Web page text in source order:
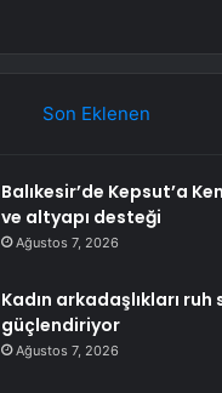
Son Eklenen
Balıkesir’de Kepsut’a
ve altyapı desteği
Ağustos 7, 2026
Kadın arkadaşlıkları ruh
güçlendiriyor
Ağustos 7, 2026